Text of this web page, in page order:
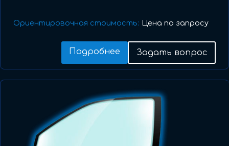
Ориентировочная стоимость: Цена по запросу
Подробнее Задать вопрос